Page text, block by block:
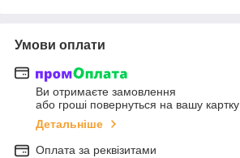
Умови оплати
Ви отримаєте замовлення
або гроші повернуться на вашу картку
Детальніше
Оплата за реквізитами